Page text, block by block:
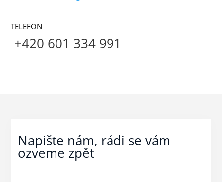
TELEFON
+420 601 334 991
Napište nám, rádi se vám
ozveme zpět